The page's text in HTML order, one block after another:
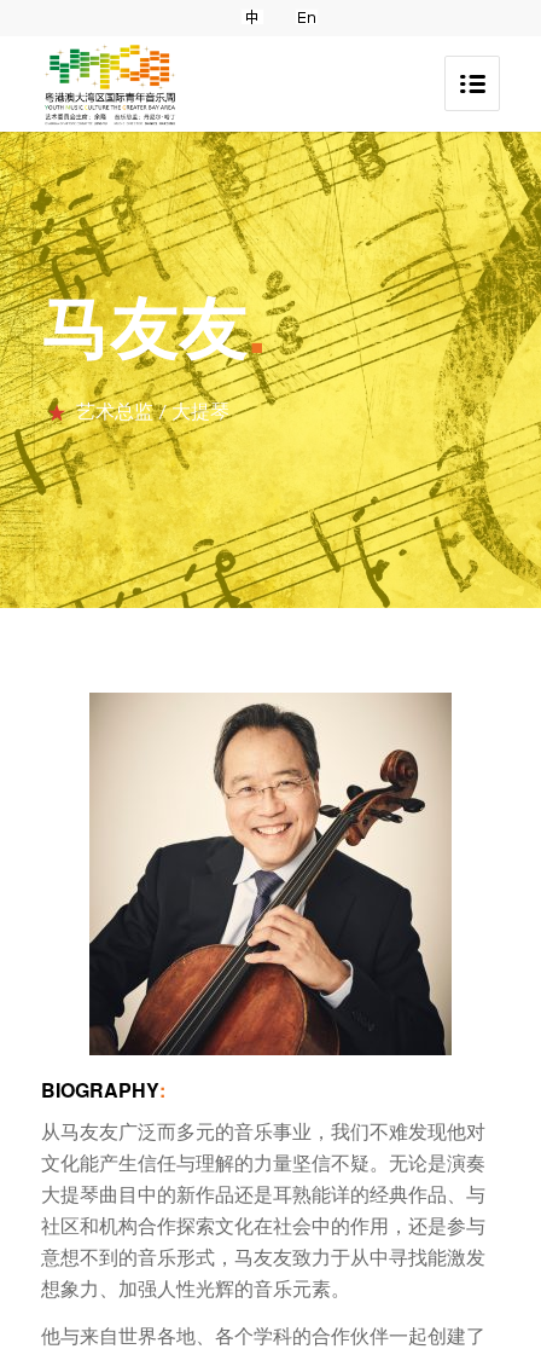
马友友.
艺术总监 / 大提琴
BIOGRAPHY:
从马友友广泛而多元的音乐事业，我们不难发现他对
文化能产生信任与理解的力量坚信不疑。无论是演奏
大提琴曲目中的新作品还是耳熟能详的经典作品、与
社区和机构合作探索文化在社会中的作用，还是参与
意想不到的音乐形式，马友友致力于从中寻找能激发
想象力、加强人性光辉的音乐元素。
他与来自世界各地、各个学科的合作伙伴一起创建了